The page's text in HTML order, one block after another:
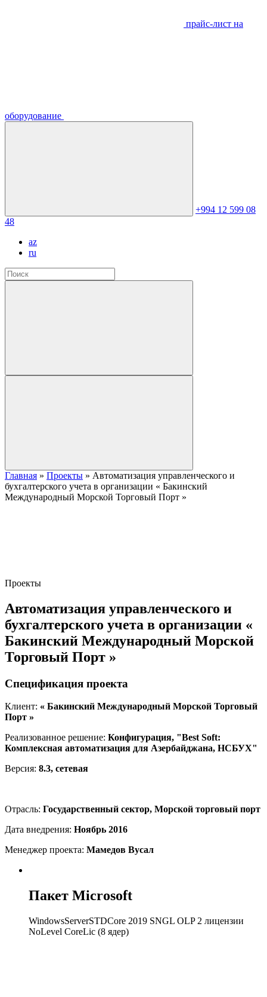
прайс-лист на
оборудование
+994 12 599 08
48
az
ru
Главная » Проекты » Автоматизация управленческого и
бухгалтерского учета в организации « Бакинский
Международный Морской Торговый Порт »
Проекты
Автоматизация управленческого и
бухгалтерского учета в организации «
Бакинский Международный Морской
Торговый Порт »
Спецификация проекта
Клиент: « Бакинский Международный Морской Торговый
Порт »
Реализованное решение: Конфигурация, "Best Soft:
Комплексная автоматизация для Азербайджана, НСБУХ"
Версия: 8.3, сетевая
Отрасль: Государственный сектор, Морской торговый порт
Дата внедрения: Ноябрь 2016
Менеджер проекта: Мамедов Вусал
Пакет Microsoft
WindowsServerSTDCore 2019 SNGL OLP 2 лицензии
NoLevel CoreLic (8 ядер)